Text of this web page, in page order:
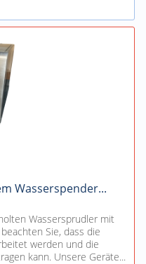
Wasserspender...
Wassersprudler mit
Sie, dass die
werden und die
kann. Unsere Geräte...